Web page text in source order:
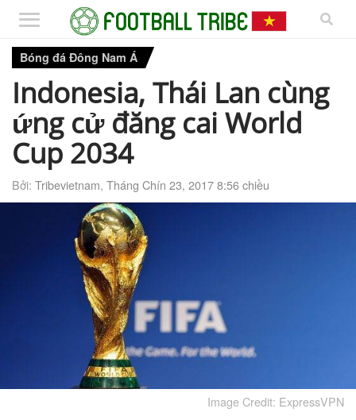
Bóng đá Đông Nam Á
Indonesia, Thái Lan cùng
ứng cử đăng cai World
Cup 2034
Bởi: Tribevietnam, Tháng Chín 23, 2017 8:56 chiều
Image Credit: ExpressVPN